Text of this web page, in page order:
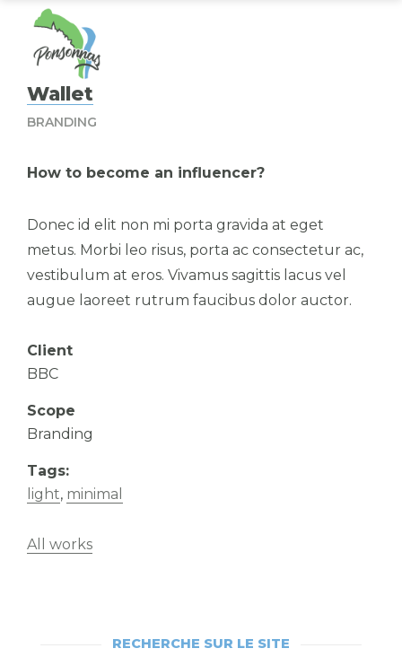
Wallet
BRANDING
How to become an influencer?
Donec id elit non mi porta gravida at eget
metus. Morbi leo risus, porta ac consectetur ac,
vestibulum at eros. Vivamus sagittis lacus vel
augue laoreet rutrum faucibus dolor auctor.
Client
BBC
Scope
Branding
Tags:
light, minimal
All works
RECHERCHE SUR LE SITE